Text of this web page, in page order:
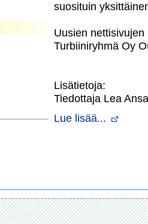
suosituin
Uusien
Turbiiniryhmä Oy
Lisätietoja:
Tiedottaja Lea
Lue lisää...